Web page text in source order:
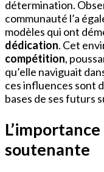
détermination.
communauté l’a
modèles qui ont
dédication. Cet
compétition,
qu’elle naviguait
ces influences sont
bases de ses futurs
soutenante